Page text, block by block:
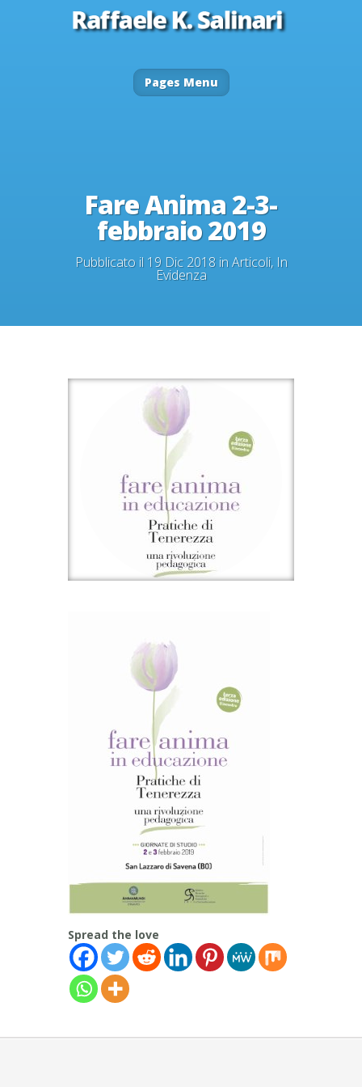
Pages Menu
Fare Anima 2-3-
febbraio 2019
Pubblicato il 19 Dic 2018 inArticoli, In
Evidenza
Spread the love